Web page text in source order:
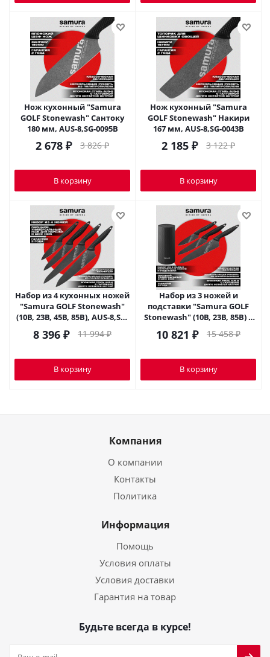
Нож кухонный "Samura
GOLF Stonewash" Сантоку
180 мм, AUS-8,SG-0095B
2 678 ₽ 3 826₽
В корзину
Нож кухонный "Samura
GOLF Stonewash" Накири
167 мм, AUS-8,SG-0043B
2 185 ₽ 3 122₽
В корзину
Набор из 4 кухонных ножей
"Samura GOLF Stonewash"
(10B, 23B, 45B, 85B), AUS-8,SG-
0240B
8 396 ₽ 11 994₽
В корзину
Набор из 3 ножей и
подставки "Samura GOLF
Stonewash" (10B, 23B, 85B) в
подарочной коробке,SG-04B
10 821 ₽ 15 458₽
В корзину
Компания
О компании
Контакты
Политика
Информация
Помощь
Условия оплаты
Условия доставки
Гарантия на товар
Будьте всегда в курсе!